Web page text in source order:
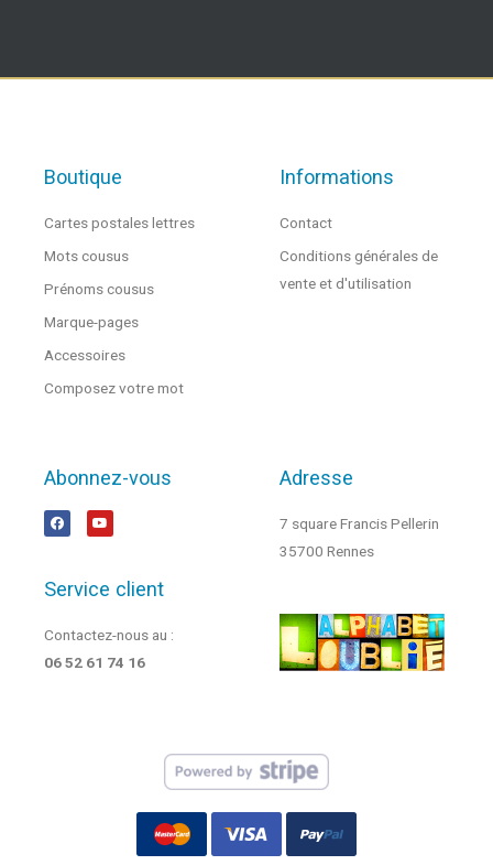
Boutique
Cartes postales lettres
Mots cousus
Prénoms cousus
Marque-pages
Accessoires
Composez votre mot
Informations
Contact
Conditions générales de
vente et d'utilisation
Abonnez-vous
Service client
Contactez-nous au :
06 52 61 74 16
Adresse
7 square Francis Pellerin
35700 Rennes